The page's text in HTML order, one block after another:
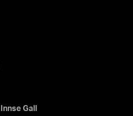
Gall